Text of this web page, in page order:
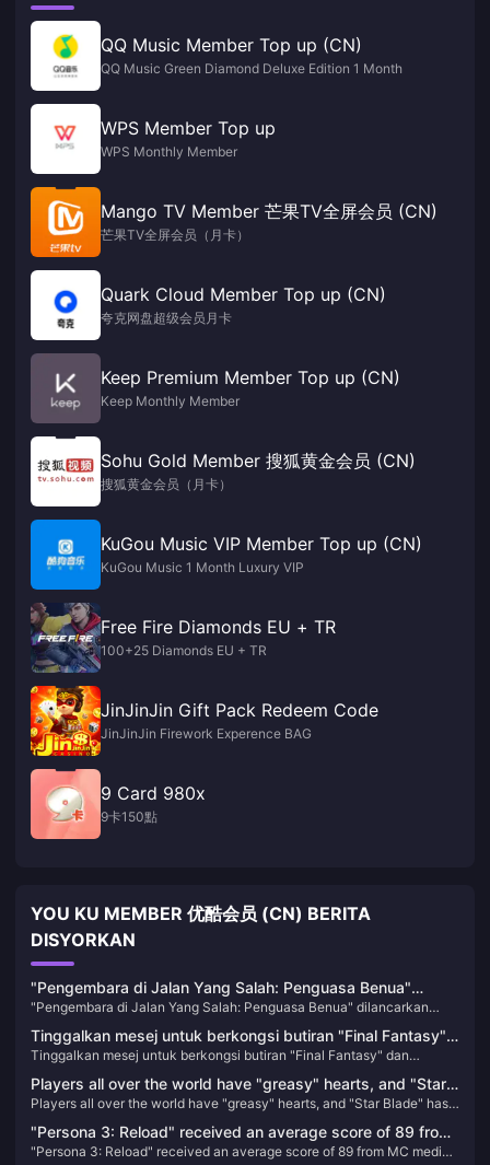
QQ Music Member Top up (CN)
QQ Music Green Diamond Deluxe Edition 1 Month
WPS Member Top up
WPS Monthly Member
Mango TV Member 芒果TV全屏会员 (CN)
芒果TV全屏会员（月卡）
Quark Cloud Member Top up (CN)
夸克网盘超级会员月卡
Keep Premium Member Top up (CN)
Keep Monthly Member
Sohu Gold Member 搜狐黄金会员 (CN)
搜狐黄金会员（月卡）
KuGou Music VIP Member Top up (CN)
KuGou Music 1 Month Luxury VIP
Free Fire Diamonds EU + TR
100+25 Diamonds EU + TR
JinJinJin Gift Pack Redeem Code
JinJinJin Firework Experence BAG
9 Card 980x
9卡150點
YOU KU MEMBER 优酷会员 (CN) BERITA
DISYORKAN
"Pengembara di Jalan Yang Salah: Penguasa Benua"
dilancarkan dalam beta awam hari ini! Pengembara
Octopath berkumpul untuk mencipta semula kegemilangan
JRPG!
"Pengembara di Jalan Yang Salah: Penguasa Benua" dilancarkan
mencipta semula kegemilangan JRPG!
Tinggalkan mesej untuk berkongsi butiran "Final Fantasy"
dan PlayStation dan lukis 3 sarung konsol nipis dan ringan
PS5.
Tinggalkan mesej untuk berkongsi butiran "Final Fantasy" dan
Players all over the world have "greasy" hearts, and "Star
Blade" has become a popular pre-order game in many
places
Players all over the world have "greasy" hearts, and "Star Blade" has
"Persona 3: Reload" received an average score of 89 from
MC media and received a double 9-point rating from
"Persona 3: Reload" received an average score of 89 from MC media